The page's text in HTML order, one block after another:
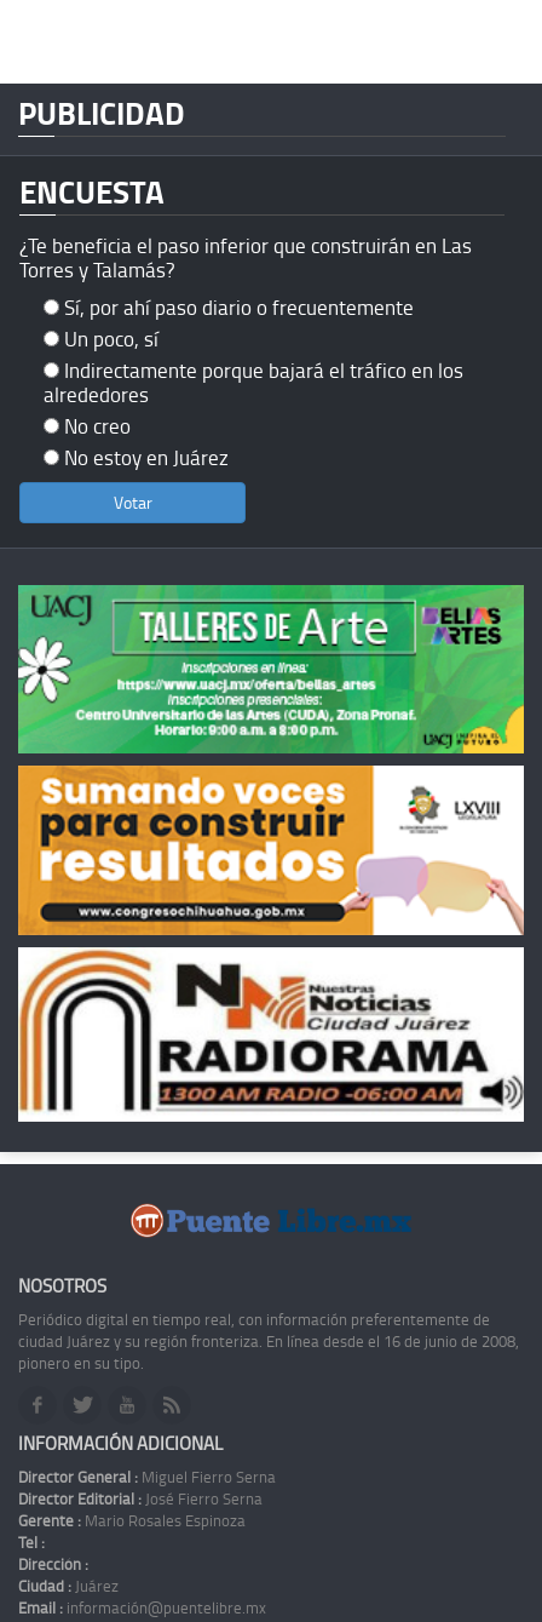
PUBLICIDAD
ENCUESTA
¿Te beneficia el paso inferior que construirán en Las
Torres y Talamás?
Sí, por ahí paso diario o frecuentemente
Un poco, sí
Indirectamente porque bajará el tráfico en los
alrededores
No creo
No estoy en Juárez
NOSOTROS
Periódico digital en tiempo real, con información preferentemente de
ciudad Juárez y su región fronteriza. En línea desde el 16 de junio de 2008,
pionero en su tipo.
INFORMACIÓN ADICIONAL
Director General : Miguel Fierro Serna
Director Editorial : José Fierro Serna
Gerente : Mario Rosales Espinoza
Tel :
Dirección :
Ciudad : Juárez
Email : información@puentelibre.mx